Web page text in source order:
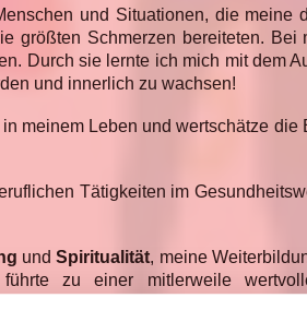
und Situationen, die meine
größten Schmerzen bereiteten. Bei
Durch sie lernte ich mich mit dem
und innerlich zu wachsen!
meinem Leben und wertschätze die
Tätigkeiten im
undSpiritualität, meine
führte zu einer mitlerweile